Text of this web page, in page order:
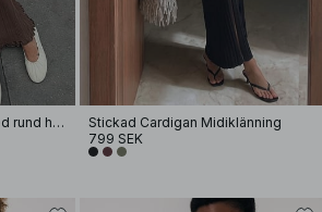
Stickad maxiklänning med rund halsringning och volang
Stickad Cardigan Midiklänning
799 SEK